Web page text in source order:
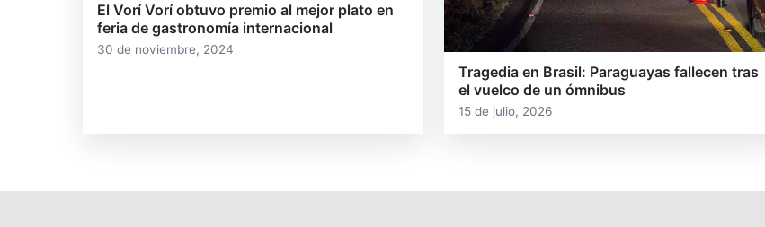
El Vorí Vorí obtuvo premio al mejor plato en
feria de gastronomía internacional
30 de noviembre, 2024
Tragedia en Brasil: Paraguayas fallecen tras
el vuelco de un ómnibus
15 de julio, 2026